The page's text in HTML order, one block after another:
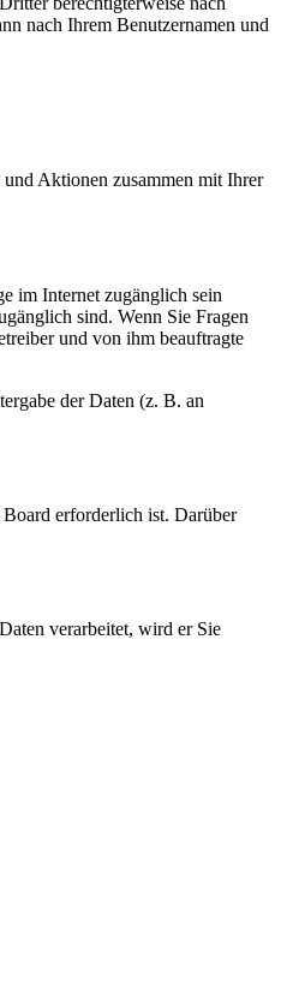
nach Ihrem Benutzernamen und
Aktionen zusammen mit Ihrer
im Internet zugänglich sein
sind. Wenn Sie Fragen
und von ihm beauftragte
der Daten (z. B. an
Board erforderlich ist. Darüber
verarbeitet, wird er Sie